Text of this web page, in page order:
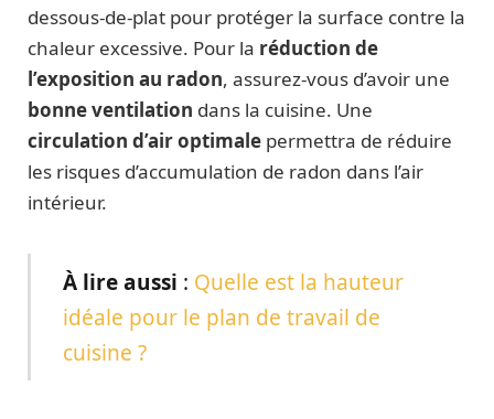
dessous-de-plat pour protéger la surface contre la
chaleur excessive. Pour la réduction de
l’exposition au radon, assurez-vous d’avoir une
bonne ventilation dans la cuisine. Une
circulation d’air optimale permettra de réduire
les risques d’accumulation de radon dans l’air
intérieur.
Àlire aussi : Quelle est la hauteur
idéale pour le plan de travail de
cuisine ?